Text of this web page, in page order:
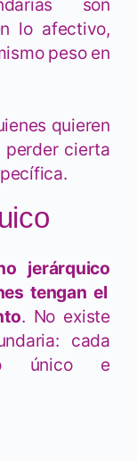
son
lo afectivo,
peso en
quieren
cierta
jerárquico
tengan el
. No existe
cada
único e